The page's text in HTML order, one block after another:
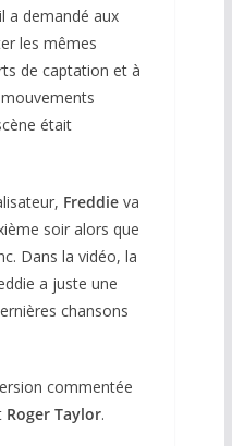
a demandé aux
les mêmes
de captation et à
était
Freddieva
soir alors que
Dans la vidéo, la
a juste une
chansons
commentée
Roger Taylor.